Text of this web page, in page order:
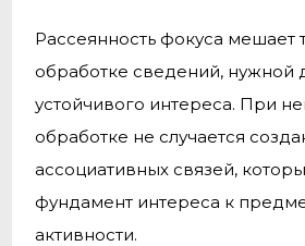
Рассеянность фокуса мешает
обработке сведений, нужной
устойчивого интереса. При
обработке не случается
ассоциативных связей,
фундамент интереса к
активности.